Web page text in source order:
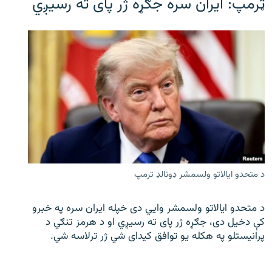
ټرمپ: ایران سره جګړه ژر پای ته رسیږي
د متحدو ایالاتو ولسمشر ډونالډ ترمپ
د متحدو ایالاتو ولسمشر وايي دی خپله ایران سره په خبرو
کې دخیل دی، جګړه ژر پای ته رسیږي او د هرمز تنګي د
پرانیستلو په هکله یو توافق کیدای شي ژر ترلاسه شي.